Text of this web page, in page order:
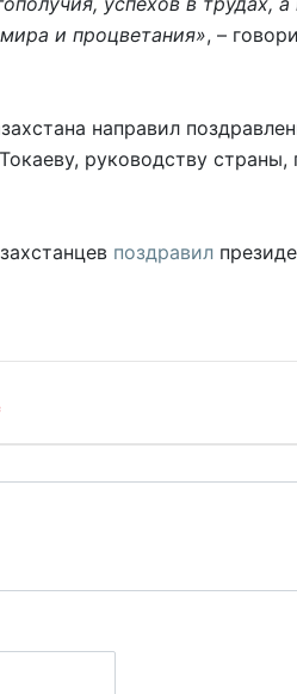
и процветания», –
направил
руководству
поздравил